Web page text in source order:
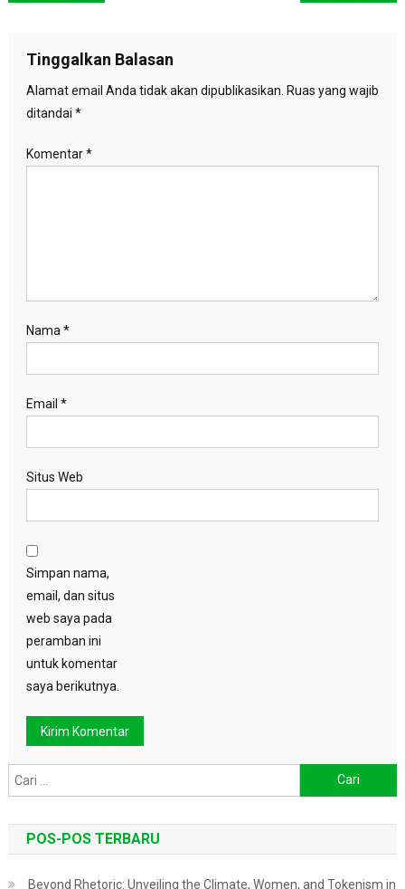
Tinggalkan Balasan
Alamat email Anda tidak akan dipublikasikan. Ruas yang wajib
ditandai *
Komentar*
Nama *
Email *
Situs Web
Simpan nama,
email, dan situs
web saya pada
peramban ini
untuk komentar
saya berikutnya.
untuk:
POS-POS TERBARU
Beyond Rhetoric: Unveiling the Climate, Women, and Tokenism in